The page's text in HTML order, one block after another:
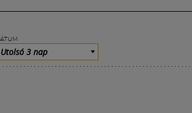
Utolsó 3 nap